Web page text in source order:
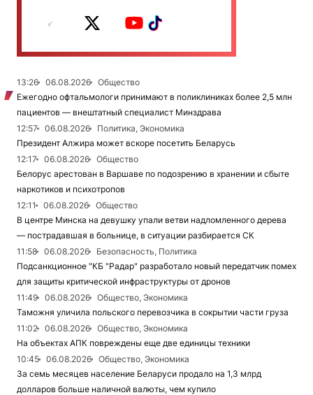
13:26 06.08.2026
Общество
Ежегодно офтальмологи принимают в поликлиниках более 2,5 млн
пациентов — внештатный специалист Минздрава
12:57
06.08.2026
Политика, Экономика
Президент Алжира может вскоре посетить Беларусь
12:17
06.08.2026
Общество
Белорус арестован в Варшаве по подозрению в хранении и сбыте
наркотиков и психотропов
12:11
06.08.2026
Общество
В центре Минска на девушку упали ветви надломленного дерева
— пострадавшая в больнице, в ситуации разбирается СК
11:58
06.08.2026
Безопасность, Политика
Подсанкционное "КБ "Радар" разработало новый передатчик помех
для защиты критической инфраструктуры от дронов
11:49
06.08.2026
Общество, Экономика
Таможня уличила польского перевозчика в сокрытии части груза
11:02
06.08.2026
Общество, Экономика
На объектах АПК повреждены еще две единицы техники
10:45
06.08.2026
Общество, Экономика
За семь месяцев население Беларуси продало на 1,3 млрд
долларов больше наличной валюты, чем купило